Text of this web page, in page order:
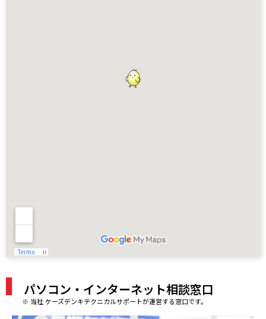
パソコン・インターネット相談窓口
※ 当社 ケーズデンキテクニカルサポートが運営する窓口です。